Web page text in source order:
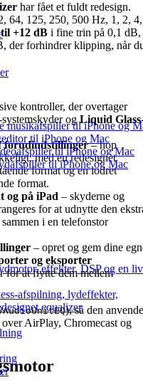
musikafspiller til iPhone og
til iPhone og Mac
til iPhone og Mac
til iPhone og Mac
effekter, DSP og en
afspilning, lydeffekter,
equalizer
har fået et fuldt redesign.
64, 125, 250, 500 Hz, 1, 2, 4,
+12 dB i fine trin på 0,1 dB,
der forhindrer klipping, når
kontroller, der overtager
systemskyder ogLiquid Glass
forudindstillinger– hop
med en redesignet
format og en lodret
format.
og på iPad – skyderne og
for at udnytte den
i en telefonstor
– opret og gem dine
og eksporter
for at flytte dem mellem
), så den
AirPlay, Chromecast og